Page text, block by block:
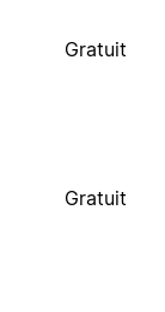
Gratuit
Gratuit